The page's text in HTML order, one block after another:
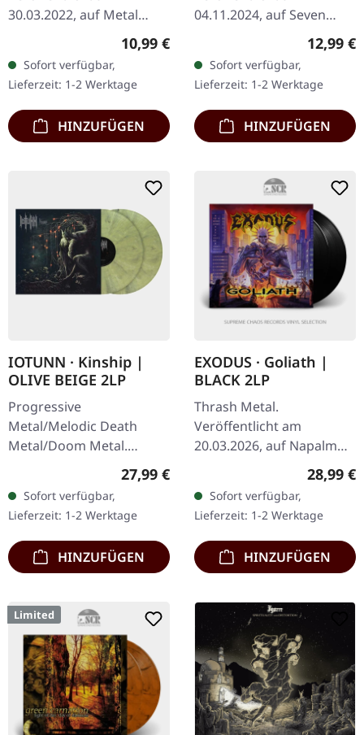
30.03.2022, auf Metal
Blade Records. CD im
DigiPak mit 8-seitigem
Booklet. Flesh From Bone
Screaming Always Upon…
Regulärer Preis:
10,99 €
Sofort verfügbar,
Lieferzeit: 1-2 Werktage
HINZUFÜGEN
04.11.2024, auf Seven
Metal Inches Records.
Transparent grünes Vinyl
im Cover mit Inside-Out-
Print, limitierte Auflage…
12,99 €
Sofort verfügbar,
Lieferzeit: 1-2 Werktage
HINZUFÜGEN
IOTUNN · Kinship |
OLIVE BEIGE 2LP
Progressive
Metal/Melodic Death
Metal/Doom Metal.
25.10.2024, auf Metal
Blade Records. Olive
Beige Doppel-Vinyl im
Gatefold-Cover.…
Regulärer Preis:
27,99 €
Sofort verfügbar,
Lieferzeit: 1-2 Werktage
HINZUFÜGEN
EXODUS · Goliath |
BLACK 2LP
Thrash Metal.
Veröffentlicht am
20.03.2026, auf Napalm
Records. 180g schwarzes
Doppel-Vinyl im Gatefold-
Cover. Exodus melden sich
mit voller Wucht…
28,99 €
Sofort verfügbar,
Lieferzeit: 1-2 Werktage
HINZUFÜGEN
Limited